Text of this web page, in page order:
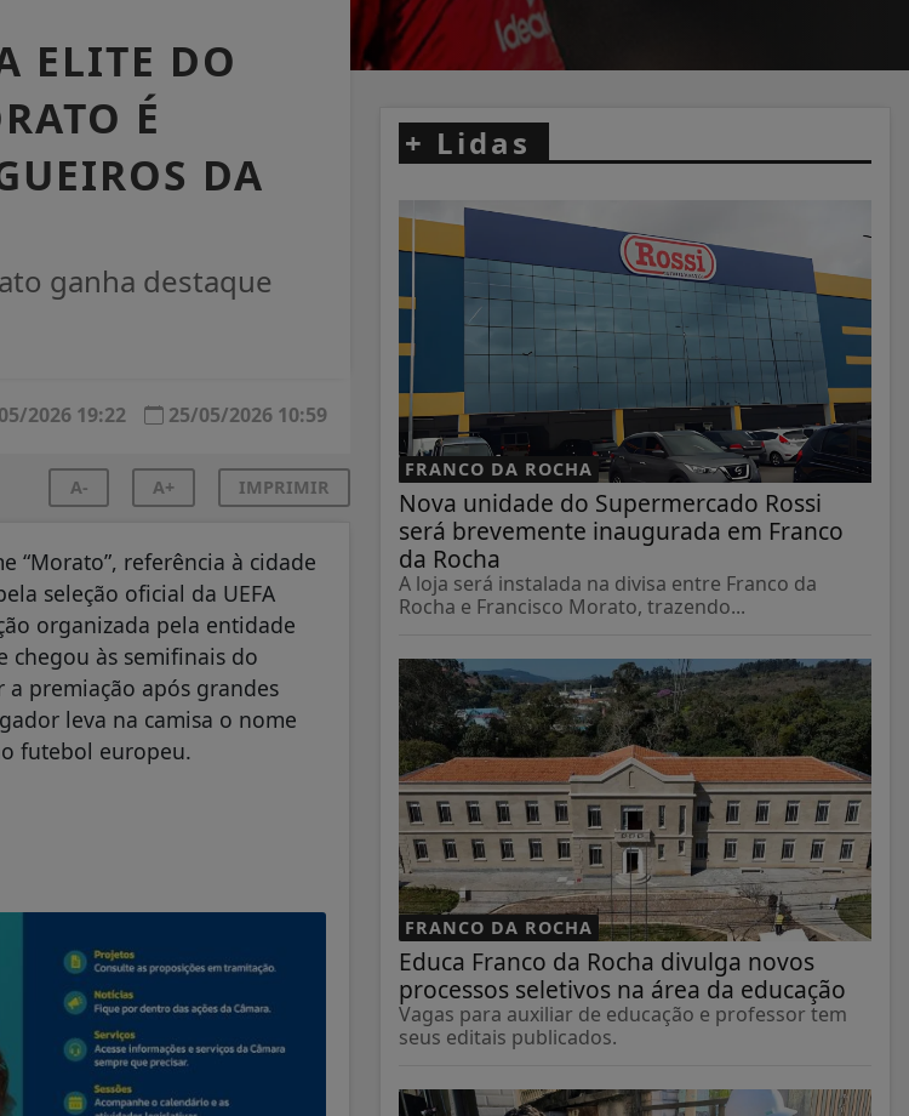
ELITE DO
É
DA
ganha destaque
25/05/2026 10:59
2026 19:22
A- A+ IMPRIMIR
“Morato”, referência à cidade
seleção oficial da UEFA
organizada pela entidade
chegou às semifinais do
premiação após grandes
leva na camisa o nome
futebol europeu.
+ Lidas
FRANCO DA ROCHA
Nova unidade do Supermercado Rossi
será brevemente inaugurada em Franco
da Rocha
A loja será instalada na divisa entre Franco da
Rocha e Francisco Morato, trazendo...
FRANCO DA ROCHA
Educa Franco da Rocha divulga novos
processos seletivos na área da educação
Vagas para auxiliar de educação e professor tem
seus editais publicados.